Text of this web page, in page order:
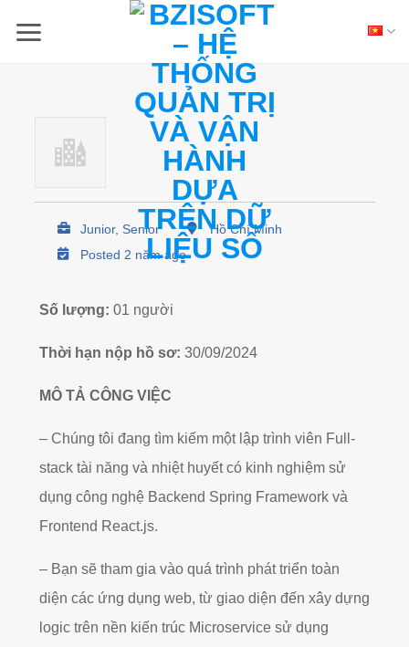
Junior, Senior
Hồ Chí Minh
Posted 2 năm ago
Số lượng: 01 người
Thời hạn nộp hồ sơ: 30/09/2024
MÔ TẢ CÔNG VIỆC
– Chúng tôi đang tìm kiếm một lập trình viên Full-
stack tài năng và nhiệt huyết có kinh nghiệm sử
dụng công nghệ Backend Spring Framework và
Frontend React.js.
– Bạn sẽ tham gia vào quá trình phát triển toàn
diện các ứng dụng web, từ giao diện đến xây dựng
logic trên nền kiến trúc Microservice sử dụng